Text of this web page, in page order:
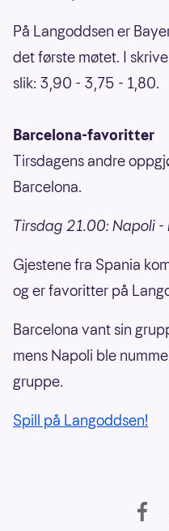
På Langoddsen er
det første møtet. I
slik: 3,90 - 3,75 - 1,80.
Barcelona-favoritter
Tirsdagens andre
Barcelona.
Tirsdag 21.00: Napoli -
Gjestene fra Spania
og er favoritter på
Barcelona vant sin
mens Napoli ble
gruppe.
Spill på Langoddsen!